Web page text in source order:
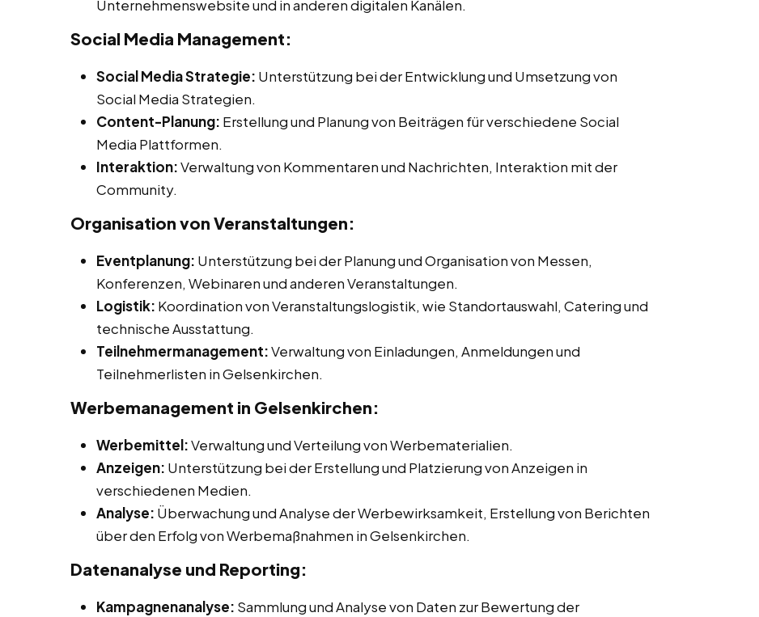
Unternehmenswebsite und in anderen digitalen Kanälen.
Social Media Management:
Social Media Strategie: Unterstützung bei der Entwicklung und Umsetzung von
Social Media Strategien.
Content-Planung: Erstellung und Planung von Beiträgen für verschiedene Social
Media Plattformen.
Interaktion:Verwaltung von Kommentaren und Nachrichten, Interaktion mit der
Community.
Organisation von Veranstaltungen:
Eventplanung: Unterstützung bei der Planung und Organisation von Messen,
Konferenzen, Webinaren und anderen Veranstaltungen.
Logistik: Koordination von Veranstaltungslogistik, wie Standortauswahl, Catering und
technische Ausstattung.
Teilnehmermanagement:Verwaltung von Einladungen, Anmeldungen und
Teilnehmerlisten in Gelsenkirchen.
Werbemanagement in Gelsenkirchen:
Werbemittel:Verwaltung und Verteilung von Werbematerialien.
Anzeigen: Unterstützung bei der Erstellung und Platzierung von Anzeigen in
verschiedenen Medien.
Analyse: Überwachung und Analyse der Werbewirksamkeit, Erstellung von Berichten
über den Erfolg von Werbemaßnahmen in Gelsenkirchen.
Datenanalyse und Reporting:
Kampagnenanalyse: Sammlung und Analyse von Daten zur Bewertung der